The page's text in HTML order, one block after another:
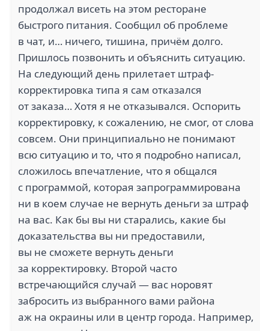
продолжал висеть на этом ресторане
быстрого питания. Сообщил об проблеме
в чат, и… ничего, тишина, причём долго.
Пришлось позвонить и объяснить ситуацию.
На следующий день прилетает штраф-
корректировка типа я сам отказался
от заказа… Хотя я не отказывался. Оспорить
корректировку, к сожалению, не смог, от слова
совсем. Они принципиально не понимают
всю ситуацию и то, что я подробно написал,
сложилось впечатление, что я общался
с программой, которая запрограммирована
ни в коем случае не вернуть деньги за штраф
на вас. Как бы вы ни старались, какие бы
доказательства вы ни предоставили,
вы не сможете вернуть деньги
за корректировку. Второй часто
встречающийся случай — вас норовят
забросить из выбранного вами района
аж на окраины или в центр города. Например,